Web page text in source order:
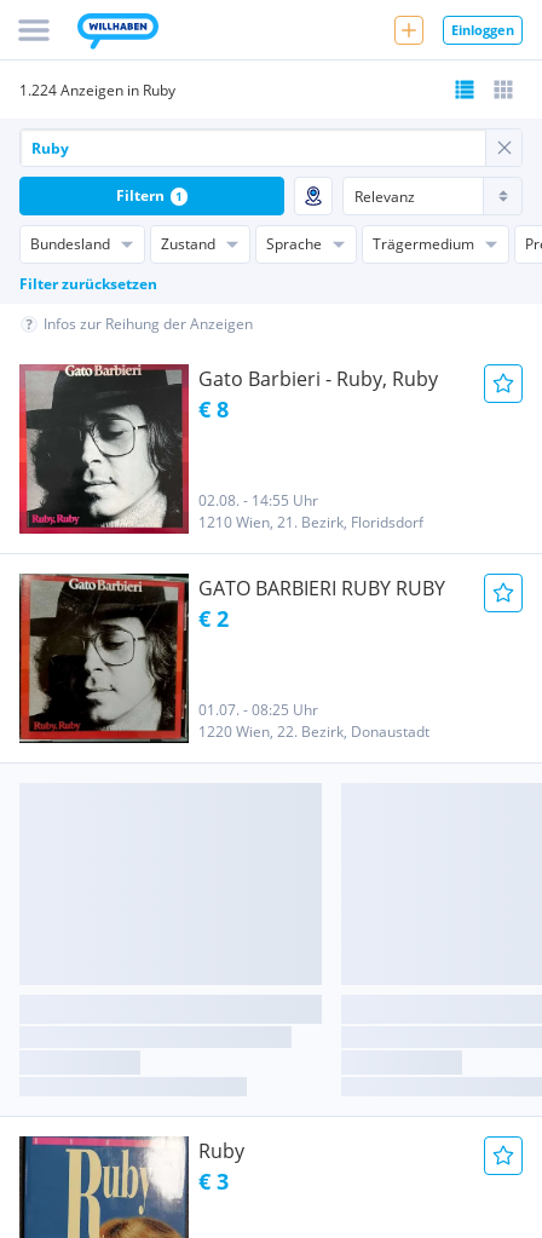
Einloggen
1.224 Anzeigen in Ruby
Bundesland Zustand Sprache Trägermedium
Filter zurücksetzen
Filtern 1
Infos zur Reihung der Anzeigen
Gato Barbieri - Ruby, Ruby
€ 8
02.08. - 14:55 Uhr
1210 Wien, 21. Bezirk, Floridsdorf
GATO BARBIERI RUBY RUBY
€ 2
01.07. - 08:25 Uhr
1220 Wien, 22. Bezirk, Donaustadt
Ruby
€ 3